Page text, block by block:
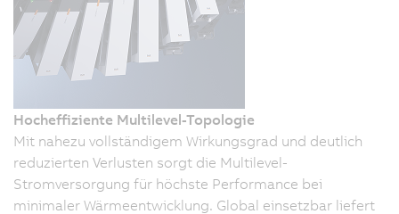
Hocheffiziente Multilevel-Topologie
Mit nahezu vollständigem Wirkungsgrad und deutlich
reduzierten Verlusten sorgt die Multilevel-
Stromversorgung für höchste Performance bei
minimaler Wärmeentwicklung. Global einsetzbar liefert